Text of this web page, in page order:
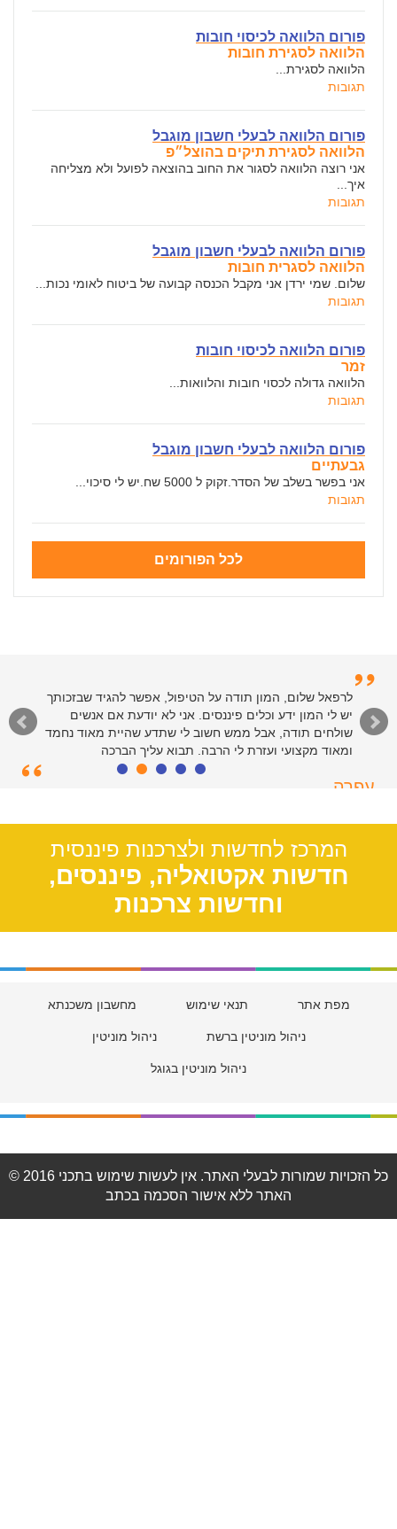
פורום הלוואה לכיסוי חובות
הלוואה לסגירת חובות
הלוואה לסגירת...
תגובות
פורום הלוואה לבעלי חשבון מוגבל
הלוואה לסגירת תיקים בהוצל״פ
אני רוצה הלוואה לסגור את החוב בהוצאה לפועל ולא מצליחה
איך...
תגובות
פורום הלוואה לבעלי חשבון מוגבל
הלוואה לסגרית חובות
שלום. שמי ירדן אני מקבל הכנסה קבועה של ביטוח לאומי נכות...
תגובות
פורום הלוואה לכיסוי חובות
זמר
הלוואה גדולה לכסוי חובות והלוואות...
תגובות
פורום הלוואה לבעלי חשבון מוגבל
גבעתיים
אני בפשר בשלב של הסדר.זקוק ל 5000 שח.יש לי סיכוי...
תגובות
לכל הפורומים
לרפאל שלום, המון תודה על הטיפול, אפשר להגיד שבזכותך
יש לי המון ידע וכלים פיננסים. אני לא יודעת אם אנשים
שולחים תודה, אבל ממש חשוב לי שתדע שהיית מאוד נחמד
ומאוד מקצועי ועזרת לי הרבה. תבוא עליך הברכה
עפרה
המרכז לחדשות ולצרכנות פיננסית
חדשות אקטואליה, פיננסים,
וחדשות צרכנות
מפת אתר תנאי שימוש מחשבון משכנתא
ניהול מוניטין ברשת ניהול מוניטין
ניהול מוניטין בגוגל
© 2016 כל הזכויות שמורות לבעלי האתר. אין לעשות שימוש בתכני
האתר ללא אישור הסכמה בכתב